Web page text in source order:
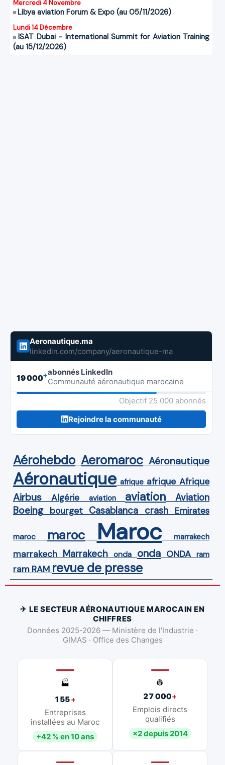
Mercredi 4 Novembre
Libya aviation Forum & Expo (au 05/11/2026)
Lundi 14 Décembre
ISAT Dubai - International Summit for Aviation Training
(au 15/12/2026)
Aeronautique.ma
linkedin.com/company/aeronautique-ma
19 000+abonnés LinkedIn
Communauté aéronautique marocaine
Objectif 25 000 abonnés
Rejoindre la communauté
Aérohebdo Aeromaroc Aéronautique
Aéronautique afrique afrique Afrique
Airbus Algérie aviation aviation Aviation
Boeing bourget Casablanca crash Emirates
maroc maroc Maroc marrakech
marrakech Marrakech onda onda ONDA ram
ram RAM revue de presse
✈ LE SECTEUR AÉRONAUTIQUE MAROCAIN EN
CHIFFRES
Données 2025-2026 — Ministère de l'Industrie ·
GIMAS · Office des Changes
🏭
155+
Entreprises
installées au Maroc
+42 % en 10 ans
👷
27 000+
Emplois directs
qualifiés
×2 depuis 2014